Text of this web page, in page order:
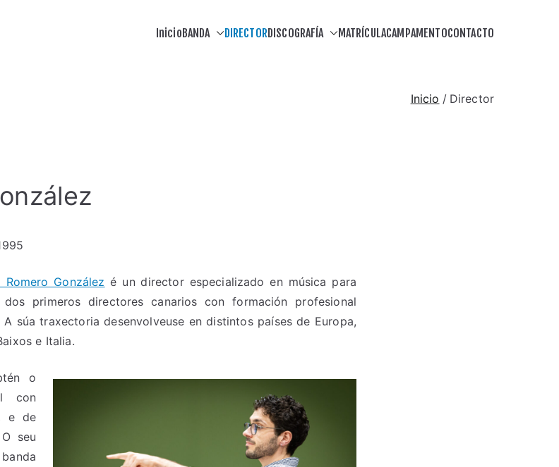
Inicio BANDA DIRECTORDISCOGRAFÍA MATRÍCULACAMPAMENTOCONTACTO
Inicio Director
Romero González é un director especializado en música para
primeros directores canarios con formación profesional
súa traxectoria desenvolveuse en distintos países de Europa,
e Italia.​
o
con
e de
seu